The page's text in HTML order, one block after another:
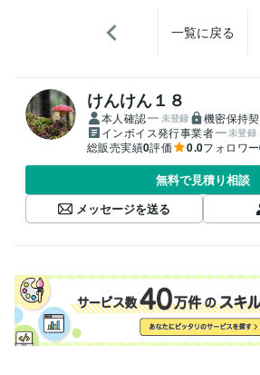
一覧に戻る
けんけん１８
本人確認 未登録 機密保持
インボイス発行事業者 未登録
総販売実績0評価 0.0フォロワー
無料で見積り相談
メッセージを送る